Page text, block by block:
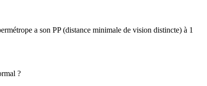
a son PP (distance minimale de vision distincte) à 1
?